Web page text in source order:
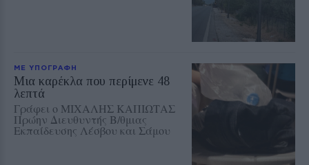
ΜΕ ΥΠΟΓΡΑΦΗ
Μια καρέκλα που περίμενε 48
λεπτά
Γράφει ο ΜΙΧΑΛΗΣ ΚΑΠΙΩΤΑΣ
Πρώην Διευθυντής Β/θμιας
Εκπαίδευσης Λέσβου και Σάμου